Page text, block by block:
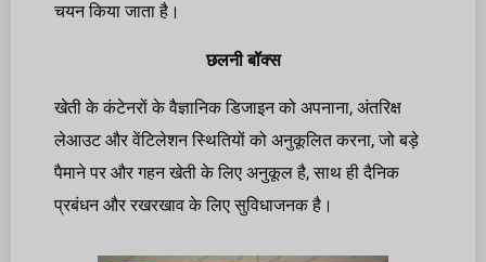
चयन किया जाता है।
छलनी बॉक्स
खेती के कंटेनरों के वैज्ञानिक डिजाइन को अपनाना, अंतरिक्ष
लेआउट और वेंटिलेशन स्थितियों को अनुकूलित करना, जो बड़े
पैमाने पर और गहन खेती के लिए अनुकूल है, साथ ही दैनिक
प्रबंधन और रखरखाव के लिए सुविधाजनक है।